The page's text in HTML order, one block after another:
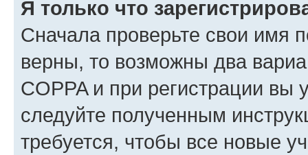
Я только что
Сначала проверьте свои имя
верны, то возможны два
COPPA и при регистрации вы
следуйте полученным
требуется, чтобы все новые